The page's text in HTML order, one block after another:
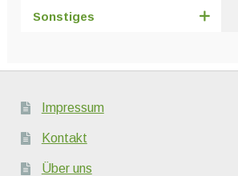
Sonstiges
Impressum
Kontakt
Über uns